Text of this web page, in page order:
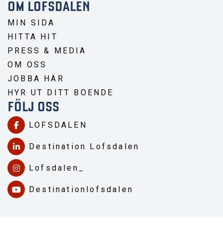
OM LOFSDALEN
MIN SIDA
HITTA HIT
PRESS & MEDIA
OM OSS
JOBBA HÄR
HYR UT DITT BOENDE
FÖLJ OSS
LOFSDALEN
Destination Lofsdalen
Lofsdalen_
Destinationlofsdalen